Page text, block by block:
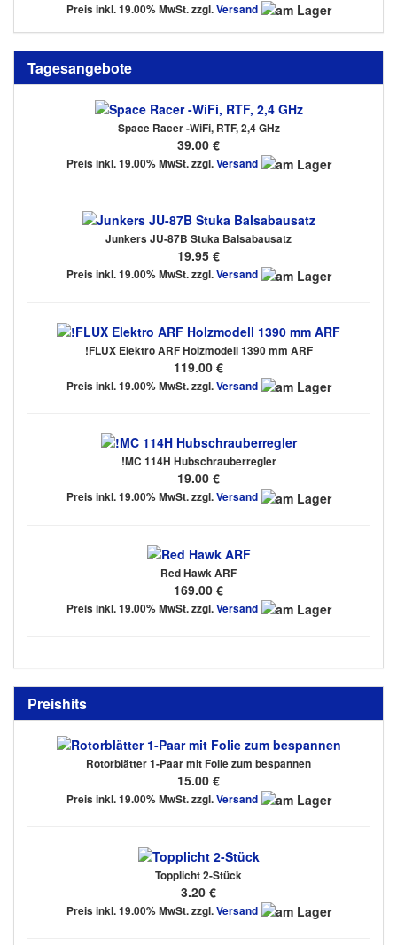
Preis inkl. 19.00% MwSt. zzgl.Versand
Tagesangebote
Space Racer -WiFi, RTF, 2,4 GHz
39.00 €
Preis inkl. 19.00% MwSt. zzgl.Versand
Junkers JU-87B Stuka Balsabausatz
19.95 €
Preis inkl. 19.00% MwSt. zzgl.Versand
!FLUX Elektro ARF Holzmodell 1390 mm ARF
119.00 €
Preis inkl. 19.00% MwSt. zzgl.Versand
!MC 114H Hubschrauberregler
19.00 €
Preis inkl. 19.00% MwSt. zzgl.Versand
Red Hawk ARF
169.00 €
Preis inkl. 19.00% MwSt. zzgl.Versand
Preishits
Rotorblätter 1-Paar mit Folie zum bespannen
15.00 €
Preis inkl. 19.00% MwSt. zzgl.Versand
Topplicht 2-Stück
3.20 €
Preis inkl. 19.00% MwSt. zzgl.Versand